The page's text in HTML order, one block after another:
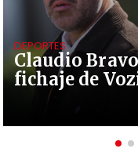
Claudio
fichaje de
DEPORTES